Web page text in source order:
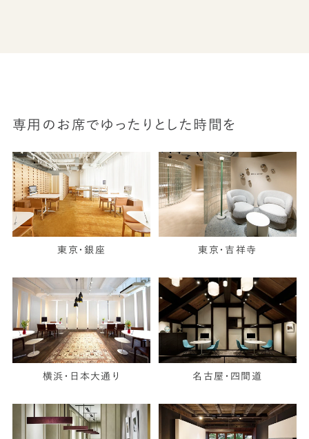
専用のお席でゆったりとした時間を
東京・銀座 東京・吉祥寺
横浜・日本大通り 名古屋・四間道